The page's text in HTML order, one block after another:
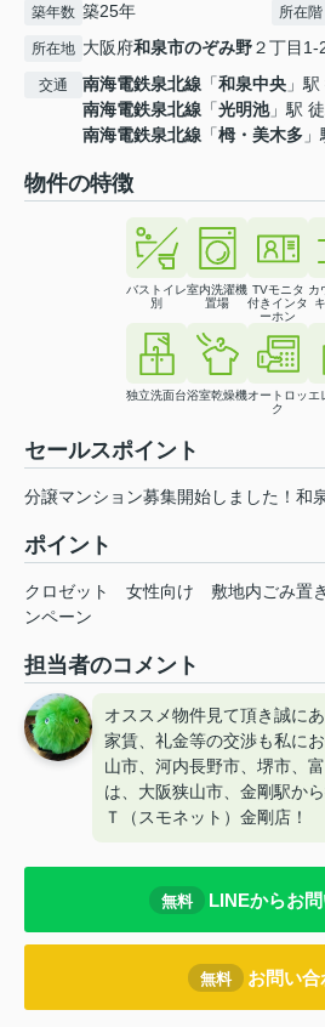
築年数 築25年 所在階
所在地 大阪府和泉市のぞみ野２丁目1-
交通 南海電鉄泉北線 「和泉中央 」
南海電鉄泉北線 「光明池」駅
南海電鉄泉北線 「栂・美木多
物件の特徴
バストイレ
別
室内洗濯機
置場
TVモニタ
付きインタ
ーホン
カ
独立洗面台浴室乾燥機オートロッ
ク
エ
セールスポイント
分譲マンション募集開始しました！和
ポイント
クロゼット 女性向け 敷地内ごみ置
ンペーン
担当者のコメント
オススメ物件見て頂き誠に
家賃、礼金等の交渉も私に
山市、河内長野市、堺市、
は、大阪狭山市、金剛駅か
Ｔ（スモネット）金剛店！
無料 LINEからお
無料 お問い合